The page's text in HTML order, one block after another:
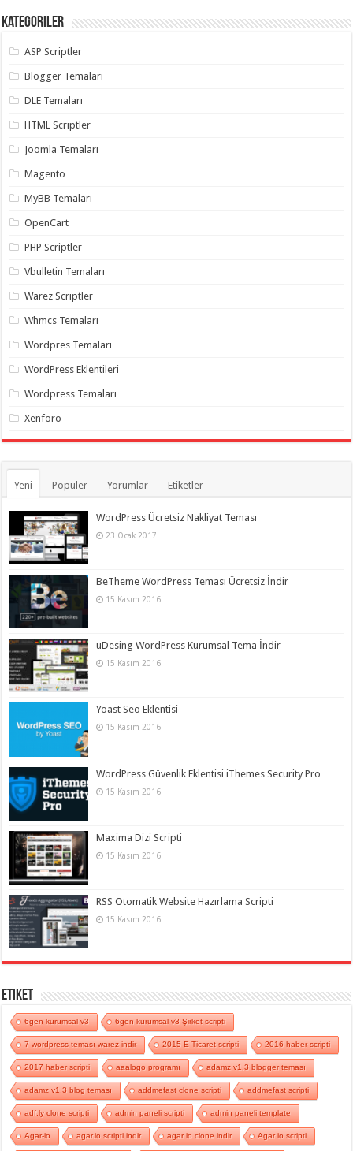
Kategoriler
ASP Scriptler
Blogger Temaları
DLE Temaları
HTML Scriptler
Joomla Temaları
Magento
MyBB Temaları
OpenCart
PHP Scriptler
Vbulletin Temaları
Warez Scriptler
Whmcs Temaları
Wordpres Temaları
WordPress Eklentileri
Wordpress Temaları
Xenforo
Yeni Popüler Yorumlar Etiketler
WordPress Ücretsiz Nakliyat Teması
23 Ocak 2017
BeTheme WordPress Teması Ücretsiz İndir
15 Kasım 2016
uDesing WordPress Kurumsal Tema İndir
15 Kasım 2016
Yoast Seo Eklentisi
15 Kasım 2016
WordPress Güvenlik Eklentisi iThemes Security Pro
15 Kasım 2016
Maxima Dizi Scripti
15 Kasım 2016
RSS Otomatik Website Hazırlama Scripti
15 Kasım 2016
Etiket
6gen kurumsal v3 6gen kurumsal v3 Şirket scripti
7 wordpress teması warez indir 2015 E Ticaret scripti 2016 haber scripti
2017 haber scripti aaalogo programı adamz v1.3 blogger teması
adamz v1.3 blog teması addmefast clone scripti addmefast scripti
adf.ly clone scripti admin paneli scripti admin paneli template
Agar-io agar.io scripti indir agar io clone indir Agar io scripti